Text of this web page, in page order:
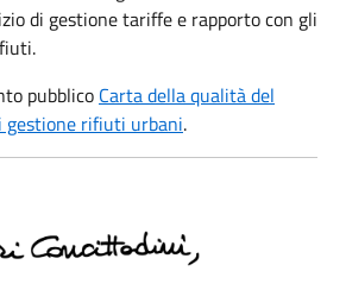
di gestione tariffe e rapporto con gli
pubblico Carta della qualità del
gestione rifiuti urbani.